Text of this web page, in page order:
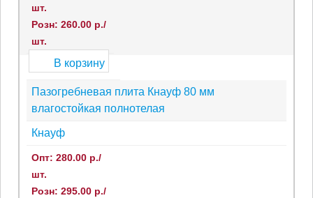
шт.
Розн: 260.00 р./
шт.
В корзину
Пазогребневая плита Кнауф 80 мм
влагостойкая полнотелая
Кнауф
Опт: 280.00 р./
шт.
Розн: 295.00 р./